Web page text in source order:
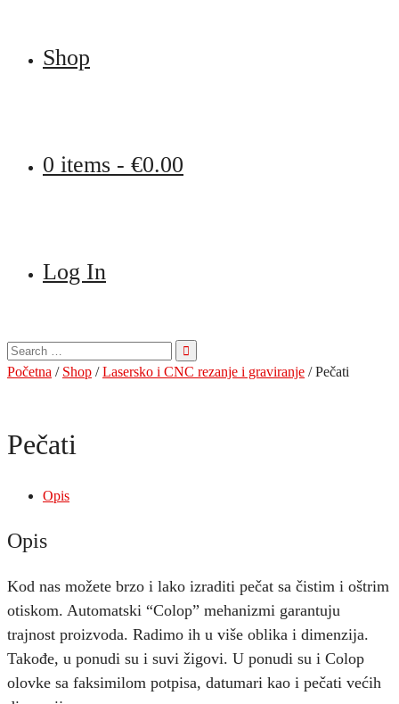
Shop
0 items - €0.00
Log In
Pretraga
za:
Početna / Shop /Lasersko i CNC rezanje i graviranje / Pečati
Pečati
Opis
Opis
Kod nas možete brzo i lako izraditi pečat sa čistim i oštrim
otiskom. Automatski “Colop” mehanizmi garantuju
trajnost proizvoda. Radimo ih u više oblika i dimenzija.
Takođe, u ponudi su i suvi žigovi. U ponudi su i Colop
olovke sa faksimilom potpisa, datumari kao i pečati većih